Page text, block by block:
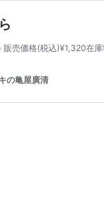
売価格(税込)¥1,320在
の亀屋廣清